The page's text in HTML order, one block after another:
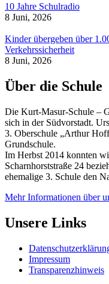
10 Jahre Schulradio
8 Juni, 2026
Kinder übergeben über
Verkehrssicherheit
8 Juni, 2026
Über die Schule
Die Kurt-Masur-Schule –
sich in der Südvorstadt.
3. Oberschule „Arthur
Grundschule.
Im Herbst 2014 konnten
Scharnhorststraße 24
ehemalige 3. Schule den
Mehr Informationen über
Unsere Links
Impressum
Transparenzhinweis